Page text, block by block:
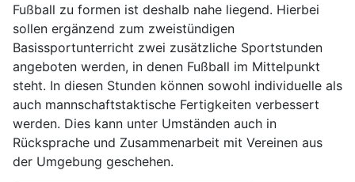
Fußball zu formen ist deshalb nahe liegend. Hierbei
sollen ergänzend zum zweistündigen
Basissportunterricht zwei zusätzliche Sportstunden
angeboten werden, in denen Fußball im Mittelpunkt
steht. In diesen Stunden können sowohl individuelle als
auch mannschaftstaktische Fertigkeiten verbessert
werden. Dies kann unter Umständen auch in
Rücksprache und Zusammenarbeit mit Vereinen aus
der Umgebung geschehen.